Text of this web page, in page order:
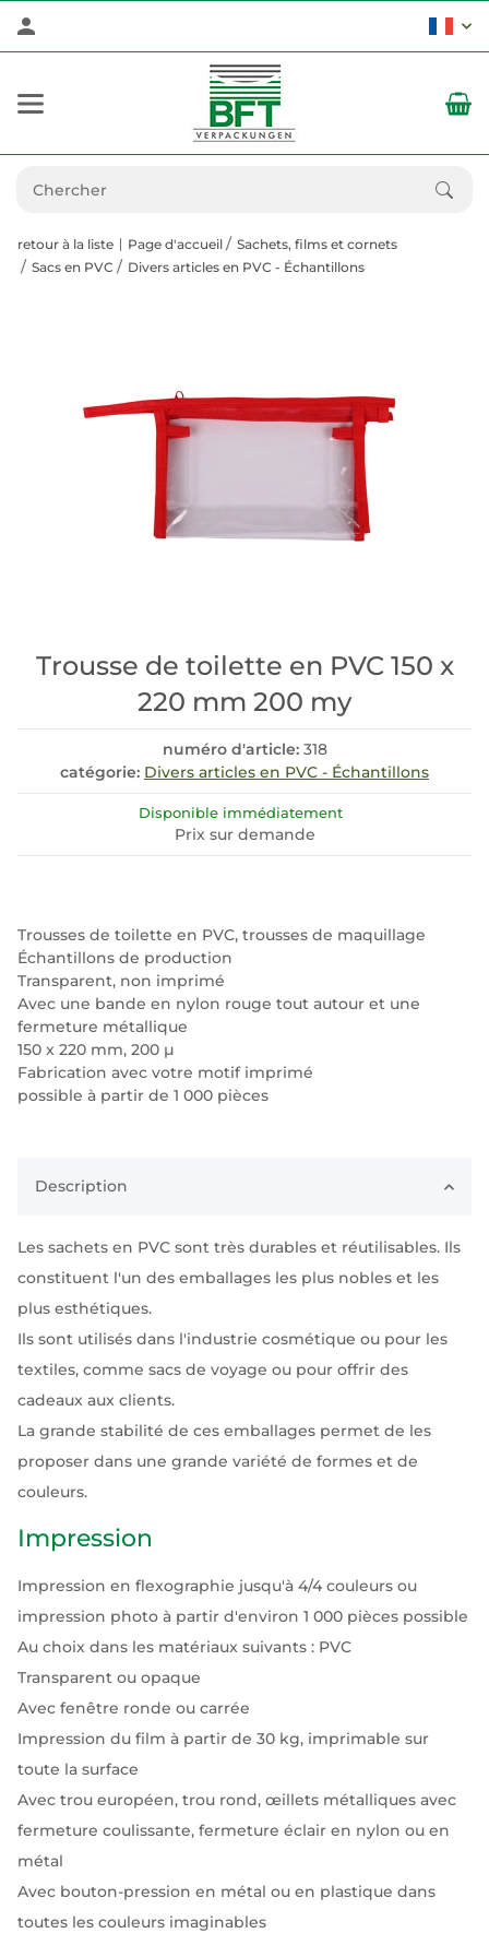
retour à la liste Page d'accueil
Sachets, films et cornets
Sacs en PVC
Divers articles en PVC - Échantillons
Trousses de toilette en PVC, trousses de maquillage
Échantillons de production
Transparent, non imprimé
Avec une bande en nylon rouge tout autour et une
fermeture métallique
150 x 220 mm, 200 µ
Fabrication avec votre motif imprimé
possible à partir de 1 000 pièces
Trousse de toilette en PVC 150 x
220 mm 200 my
numéro d'article: 318
catégorie: Divers articles en PVC - Échantillons
Disponible immédiatement
Prix sur demande
Description
Les sachets en PVC sont très durables et réutilisables. Ils
constituent l'un des emballages les plus nobles et les
plus esthétiques.
Ils sont utilisés dans l'industrie cosmétique ou pour les
textiles, comme sacs de voyage ou pour offrir des
cadeaux aux clients.
La grande stabilité de ces emballages permet de les
proposer dans une grande variété de formes et de
couleurs.
Impression
Impression en flexographie jusqu'à 4/4 couleurs ou
impression photo à partir d'environ 1 000 pièces possible
Au choix dans les matériaux suivants : PVC
Transparent ou opaque
Avec fenêtre ronde ou carrée
Impression du film à partir de 30 kg, imprimable sur
toute la surface
Avec trou européen, trou rond, œillets métalliques avec
fermeture coulissante, fermeture éclair en nylon ou en
métal
Avec bouton-pression en métal ou en plastique dans
toutes les couleurs imaginables